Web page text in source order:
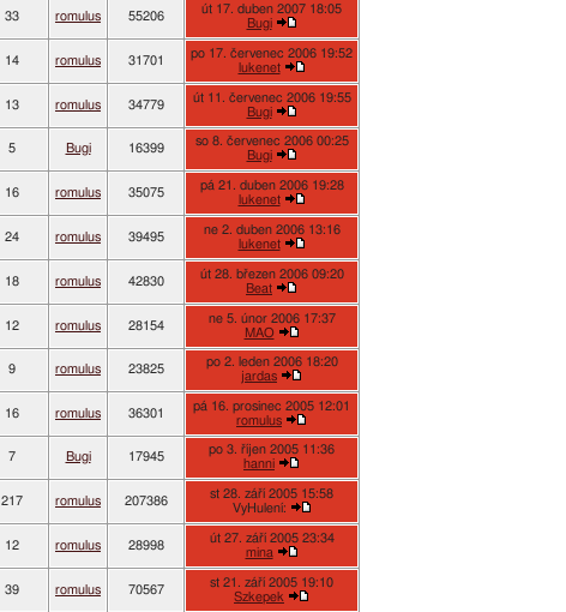
33 romulus 55206
út 17. duben 2007 18:05
Bugi
14 romulus 31701
po 17. červenec 2006 19:52
lukenet
13 romulus 34779
út 11. červenec 2006 19:55
Bugi
5 Bugi 16399
so 8. červenec 2006 00:25
Bugi
16 romulus 35075
pá 21. duben 2006 19:28
lukenet
24 romulus 39495
ne 2. duben 2006 13:16
lukenet
18 romulus 42830
út 28. březen 2006 09:20
Beat
12 romulus 28154
ne 5. únor 2006 17:37
MAO
9 romulus 23825
po 2. leden 2006 18:20
jardas
16 romulus 36301
pá 16. prosinec 2005 12:01
romulus
7 Bugi 17945
po 3. říjen 2005 11:36
hanni
217 romulus 207386
st 28. září 2005 15:58
VyHulení:
12 romulus 28998
út 27. září 2005 23:34
mina
39 romulus 70567
st 21. září 2005 19:10
Szkepek